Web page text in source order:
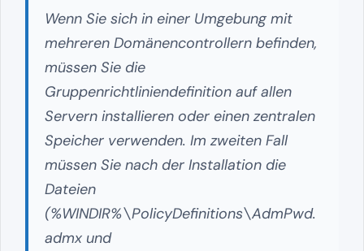
Wenn Sie sich in einer Umgebung mit
mehreren Domänencontrollern befinden,
müssen Sie die
Gruppenrichtliniendefinition auf allen
Servern installieren oder einen zentralen
Speicher verwenden. Im zweiten Fall
müssen Sie nach der Installation die
Dateien
(%WINDIR%\PolicyDefinitions\AdmPwd.
admx und